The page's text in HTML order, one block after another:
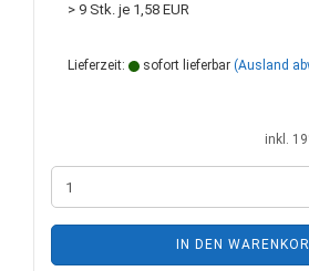
> 9 Stk. je 1,58 EUR
Lieferzeit: sofort lieferbar (Ausland
inkl.
IN DEN